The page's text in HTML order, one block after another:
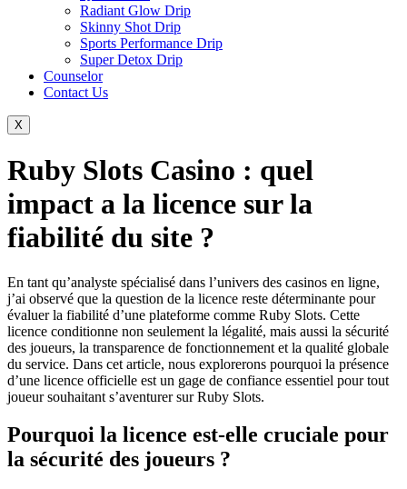
Radiant Glow Drip
Skinny Shot Drip
Sports Performance Drip
Super Detox Drip
Counselor
Contact Us
X
Ruby Slots Casino : quel
impact a la licence sur la
fiabilité du site ?
En tant qu’analyste spécialisé dans l’univers des casinos en ligne,
j’ai observé que la question de la licence reste déterminante pour
évaluer la fiabilité d’une plateforme comme Ruby Slots. Cette
licence conditionne non seulement la légalité, mais aussi la sécurité
des joueurs, la transparence de fonctionnement et la qualité globale
du service. Dans cet article, nous explorerons pourquoi la présence
d’une licence officielle est un gage de confiance essentiel pour tout
joueur souhaitant s’aventurer sur Ruby Slots.
Pourquoi la licence est-elle cruciale pour
la sécurité des joueurs ?